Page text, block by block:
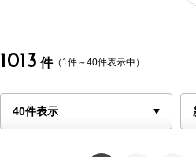
1013 件（1件～40件表示中）